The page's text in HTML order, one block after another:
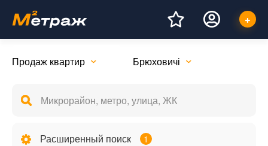
Продаж квартир Брюховичі
Расширенный поиск 1